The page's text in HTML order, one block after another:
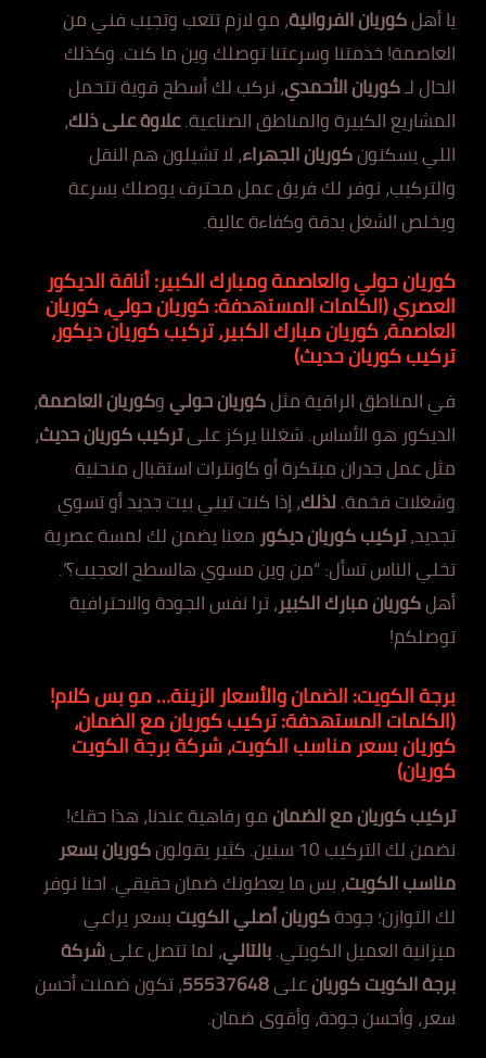
يا أهلكوريان الفروانية، مو لازم تتعب وتجيب فني من
العاصمة! خدمتنا وسرعتنا توصلك وين ما كنت. وكذلك
الحال لـكوريان الأحمدي، نركب لك أسطح قوية تتحمل
المشاريع الكبيرة والمناطق الصناعية.علاوة على ذلك،
اللي يسكنونكوريان الجهراء، لا تشيلون هم النقل
والتركيب، نوفر لك فريق عمل محترف يوصلك بسرعة
ويخلص الشغل بدقة وكفاءة عالية.
كوريان حولي والعاصمة ومبارك الكبير: أناقة الديكور
العصري(الكلمات المستهدفة: كوريان حولي، كوريان
العاصمة، كوريان مبارك الكبير، تركيب كوريان ديكور،
تركيب كوريان حديث)
في المناطق الراقية مثلكوريان حوليوكوريان العاصمة،
الديكور هو الأساس. شغلنا يركز علىتركيب كوريان حديث،
مثل عمل جدران مبتكرة أو كاونترات استقبال منحنية
وشغلات فخمة.لذلك، إذا كنت تبني بيت جديد أو تسوي
تجديد،تركيب كوريان ديكورمعنا يضمن لك لمسة عصرية
تخلي الناس تسأل: “من وين مسوي هالسطح العجيب؟”.
أهلكوريان مبارك الكبير، ترا نفس الجودة والاحترافية
توصلكم!
برجة الكويت: الضمان والأسعار الزينة… مو بس كلام!
(الكلمات المستهدفة: تركيب كوريان مع الضمان،
كوريان بسعر مناسب الكويت، شركة برجة الكويت
كوريان)
تركيب كوريان مع الضمانمو رفاهية عندنا، هذا حقك!
نضمن لك التركيب 10 سنين. كثير يقولون
كوريان بسعر
مناسب الكويت، بس ما يعطونك ضمان حقيقي. احنا نوفر
لك التوازن؛ جودةكوريان أصلي الكويتبسعر يراعي
ميزانية العميل الكويتي.بالتالي، لما تتصل علىشركة
برجة الكويت كوريانعلى55537648، تكون ضمنت أحسن
سعر، وأحسن جودة، وأقوى ضمان.